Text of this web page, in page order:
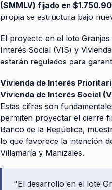
(SMMLV) fijado en
propia se estructura bajo
El proyecto en el lote
Interés Social (VIS) y
estarán regulados para
Vivienda de Interés
Vivienda de Interés Social
Estas cifras son
permiten proyectar el cierre
Banco de la República,
lo que favorece la intención
Villamaría y Manizales.
"El desarrollo en el lote